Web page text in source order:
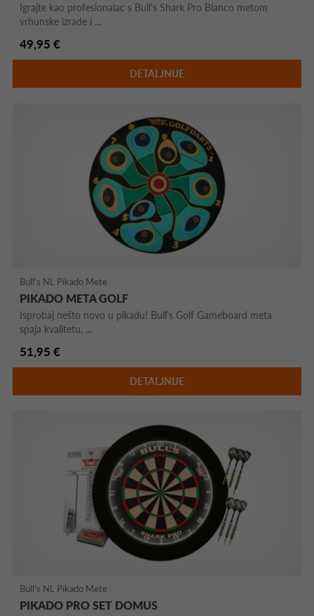
Igrajte kao profesionalac s Bull's Shark Pro Blanco metom
vrhunske izrade i ...
49,95 €
DETALJNIJE
Bull's NL Pikado Mete
PIKADO META GOLF
Isprobaj nešto novo u pikadu! Bull’s Golf Gameboard meta
spaja kvalitetu, ...
51,95 €
DETALJNIJE
Bull's NL Pikado Mete
PIKADO PRO SET DOMUS